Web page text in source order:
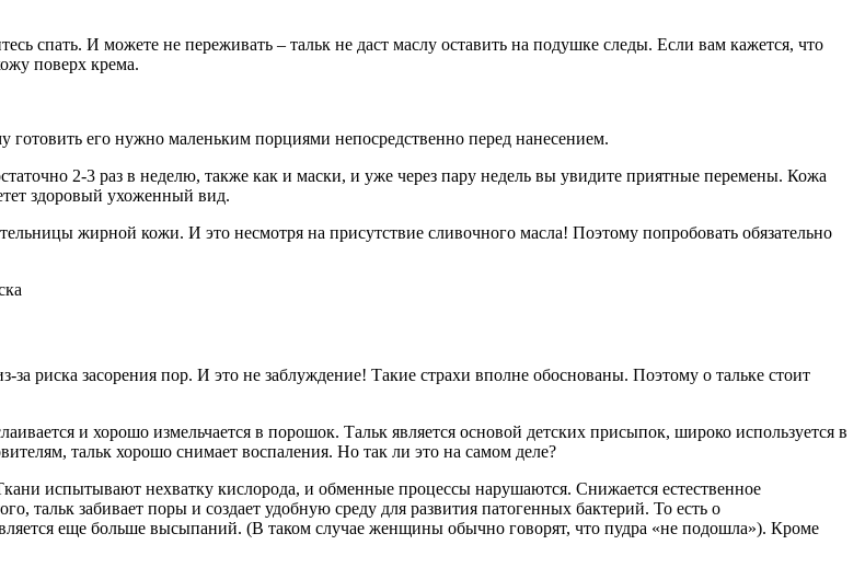
спать. И можете не переживать – тальк не даст маслу оставить на подушке следы. Если вам кажется, что
поверх крема.
его нужно маленьким порциями непосредственно перед нанесением.
2-3 раз в неделю, также как и маски, и уже через пару недель вы увидите приятные перемены. Кожа
здоровый ухоженный вид.
жирной кожи. И это несмотря на присутствие сливочного масла! Поэтому попробовать обязательно
риска засорения пор. И это не заблуждение! Такие страхи вполне обоснованы. Поэтому о тальке стоит
и хорошо измельчается в порошок. Тальк является основой детских присыпок, широко используется в
тальк хорошо снимает воспаления. Но так ли это на самом деле?
испытывают нехватку кислорода, и обменные процессы нарушаются. Снижается естественное
тальк забивает поры и создает удобную среду для развития патогенных бактерий. То есть о
еще больше высыпаний. (В таком случае женщины обычно говорят, что пудра «не подошла»). Кроме